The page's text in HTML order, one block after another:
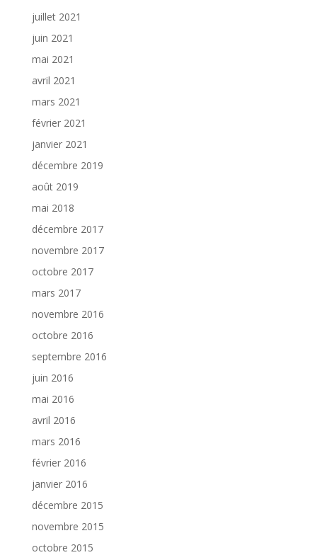
juillet 2021
juin 2021
mai 2021
avril 2021
mars 2021
février 2021
janvier 2021
décembre 2019
août 2019
mai 2018
décembre 2017
novembre 2017
octobre 2017
mars 2017
novembre 2016
octobre 2016
septembre 2016
juin 2016
mai 2016
avril 2016
mars 2016
février 2016
janvier 2016
décembre 2015
novembre 2015
octobre 2015